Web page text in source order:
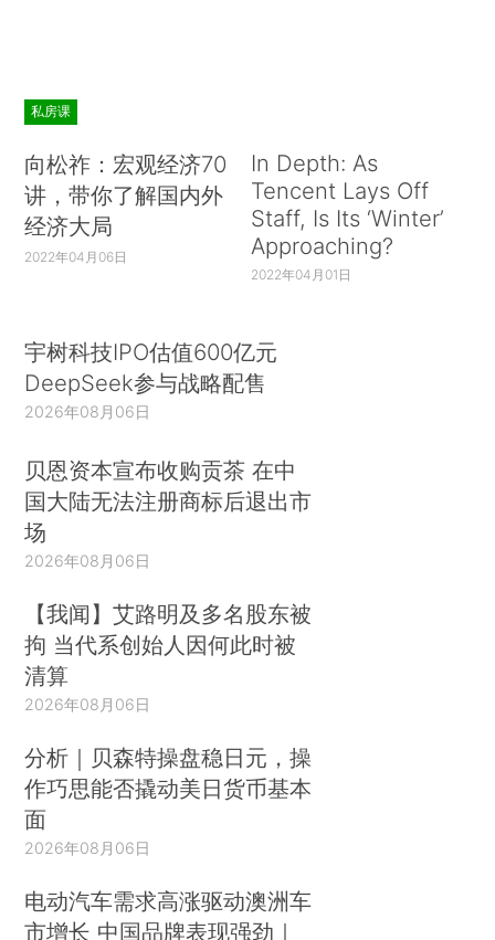
私房课
向松祚：宏观经济70
讲，带你了解国内外
经济大局
2022年04月06日
In Depth: As
Tencent Lays Off
Staff, Is Its ‘Winter’
Approaching?
2022年04月01日
宇树科技IPO估值600亿元
DeepSeek参与战略配售
2026年08月06日
贝恩资本宣布收购贡茶 在中
国大陆无法注册商标后退出市
场
2026年08月06日
【我闻】艾路明及多名股东被
拘 当代系创始人因何此时被
清算
2026年08月06日
分析｜贝森特操盘稳日元，操
作巧思能否撬动美日货币基本
面
2026年08月06日
电动汽车需求高涨驱动澳洲车
市增长 中国品牌表现强劲｜